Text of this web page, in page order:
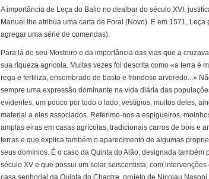
A importância de Leça do Balio no dealbar do século XVI,
Manuel lhe atribua uma carta de Foral (Novo). E em 1571,
agregar uma série de comendas).
Para lá do seu Mosteiro e da importância das vias que a
sua riqueza agrícola. Muitas vezes foi descrita como «a terra é
rega e fertiliza, ensombrado de basto e frondoso arvoredo...»
sempre uma expressão dominante na vida diária das
evidentes, um pouco por todo o lado, vestígios, muitos deles,
material a eles associados. Referimo-nos a espigueiros,
amplas eiras em casas agrícolas, tradicionais carros de bois e
terras e que explica também o aparecimento de algumas
seus domínios. É o caso da Quinta do Alão, designada
século XV e que possui um solar seiscentista, com
casa senhorial da Quinta do Chantre, projeto de Nicolau